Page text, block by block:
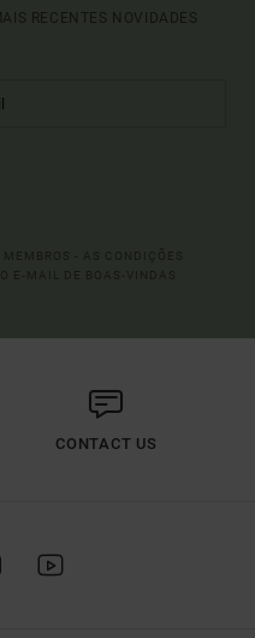
RECENTES NOVIDADES
CONTACT US